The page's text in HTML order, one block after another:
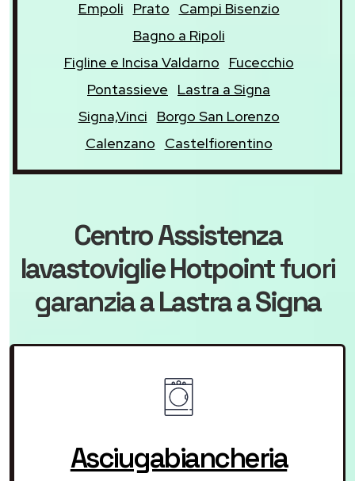
Empoli Prato
Campi Bisenzio
Bagno a Ripoli
Figline e Incisa Valdarno
Fucecchio
Pontassieve
Lastra a Signa
Signa,Vinci
Borgo San Lorenzo
Calenzano
Castelfiorentino
Centro Assistenza
lavastoviglie Hotpointfuori
garanziaa Lastra a Signa
Asciugabiancheria